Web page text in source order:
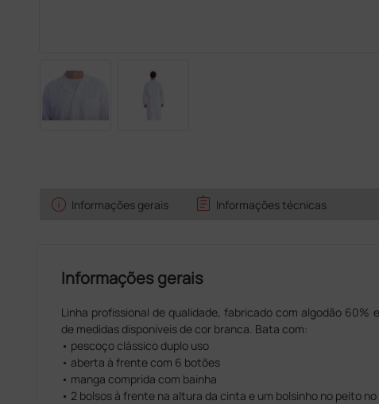
info Informações gerais assignment Informações técnicas
Informações gerais
Linha profissional de qualidade, fabricado com algodão 60%
de medidas disponíveis de cor branca. Bata com:
• pescoço clássico duplo uso
• aberta à frente com 6 botões
• manga comprida com bainha
• 2 bolsos à frente na altura da cinta e um bolsinho no peito